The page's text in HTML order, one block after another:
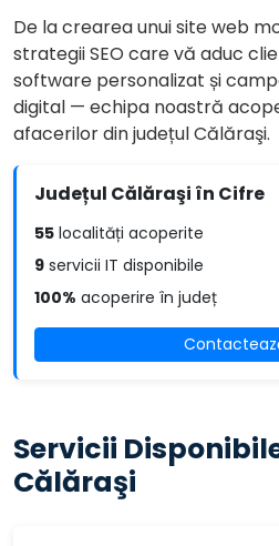
De la crearea unui site web
strategii SEO care vă aduc
software personalizat și
digital — echipa noastră
afacerilor din județul Călăraşi.
Județul Călăraşi în Cifre
55 localități acoperite
9 servicii IT disponibile
100% acoperire în județ
Servicii
Călăraşi